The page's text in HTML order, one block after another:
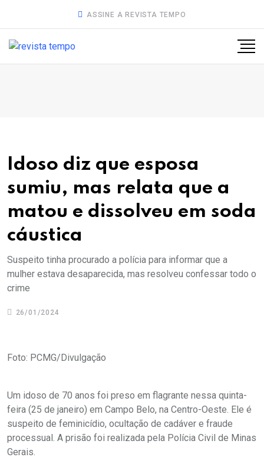
ASSINE A REVISTA TEMPO
Idoso diz que esposa
sumiu, mas relata que a
matou e dissolveu em soda
cáustica
Suspeito tinha procurado a polícia para informar que a
mulher estava desaparecida, mas resolveu confessar todo o
crime
26/01/2024
Foto: PCMG/Divulgação
Um idoso de 70 anos foi preso em flagrante nessa quinta-
feira (25 de janeiro) em Campo Belo, na Centro-Oeste. Ele é
suspeito de feminicídio, ocultação de cadáver e fraude
processual. A prisão foi realizada pela Polícia Civil de Minas
Gerais.